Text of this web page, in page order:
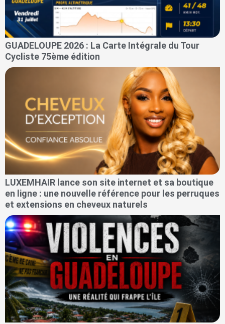
GUADELOUPE 2026 : La Carte Intégrale du Tour
Cycliste 75ème édition
LUXEMHAIR lance son site internet et sa boutique
en ligne : une nouvelle référence pour les perruques
et extensions en cheveux naturels